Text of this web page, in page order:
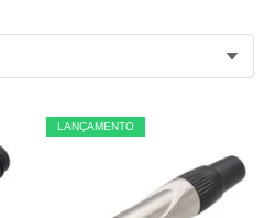
LANÇAMENTO